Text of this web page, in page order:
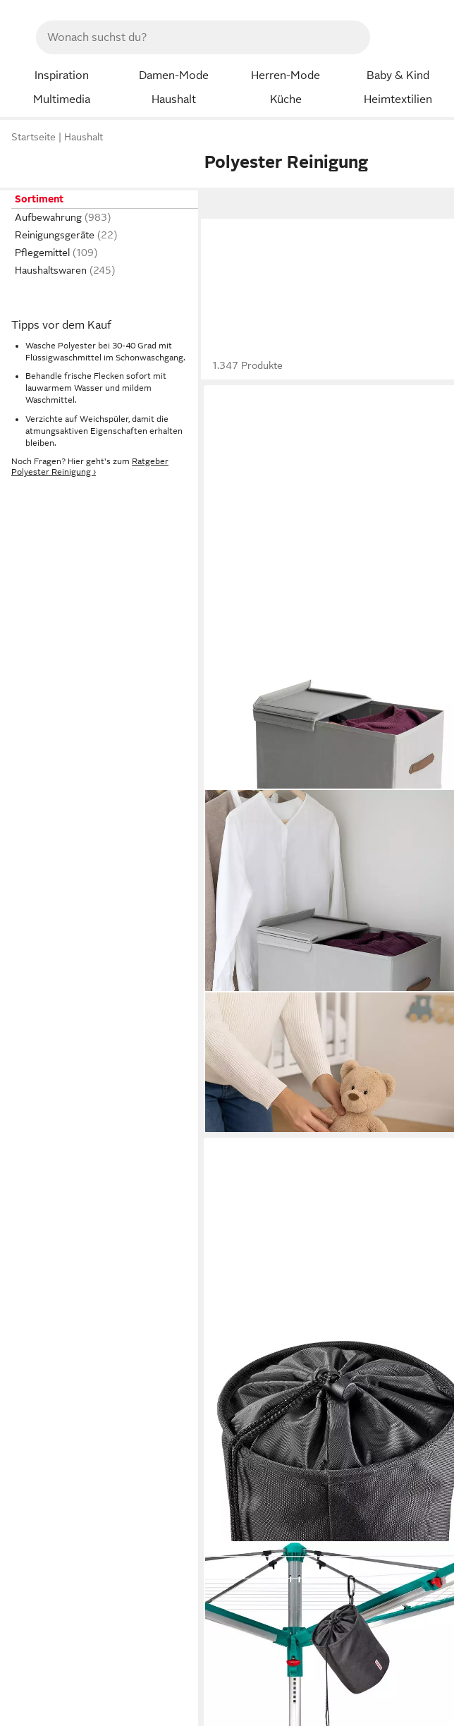
Inspiration Damen-Mode Herren-Mode Baby & Kind
Multimedia
Haushalt Küche Heimtextilien
Startseite Haushalt
Polyester Reinigung
Sortiment
Aufbewahrung
Reinigungsgeräte
Pflegemittel
Haushaltswaren
Tipps vor dem Kauf
Wasche Polyester bei 30-40 Grad mit
Flüssigwaschmittel im Schonwaschgang.
Behandle frische Flecken sofort mit
lauwarmem Wasser und mildem
Waschmittel.
Verzichte auf Weichspüler, damit die
atmungsaktiven Eigenschaften erhalten
bleiben.
Noch Fragen? Hier geht's zum Ratgeber
Polyester Reinigung ›
1.347 Produkte
HAUSLEBEN
Organizer Faltbox mit Deckel 50x33x24cm – Stoff
Creme/Nature – Faltbar (Kein Set, 1 St., Einzelartikel),
Stoff-Aufbewahrungsbox, faltbar & robust
24,99 € UVP29,99 €
-17%
lieferbar - in 4-5 Werktagen bei dir